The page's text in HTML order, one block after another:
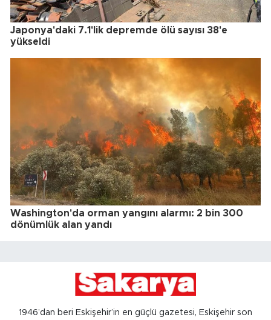
Japonya'daki 7.1'lik depremde ölü sayısı 38'e
yükseldi
Washington'da orman yangını alarmı: 2 bin 300
dönümlük alan yandı
1946’dan beri Eskişehir’in en güçlü gazetesi, Eskişehir son